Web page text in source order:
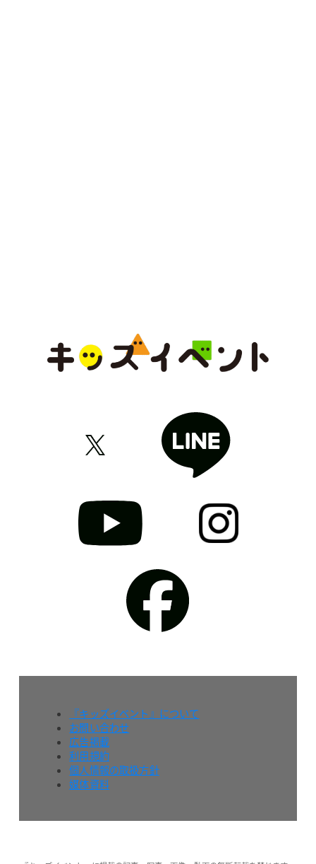
『キッズイベント』について
お問い合わせ
広告掲載
利用規約
個人情報の取扱方針
媒体資料